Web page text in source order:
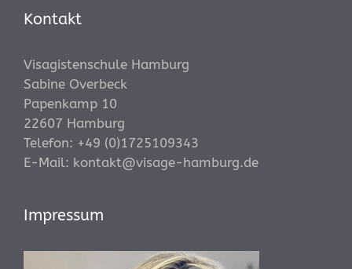
Kontakt
Visagistenschule Hamburg
Sabine Overbeck
Papenkamp 10
22607 Hamburg
Telefon: +49 (0)1725109343
E-Mail: kontakt@visage-hamburg.de
Impressum